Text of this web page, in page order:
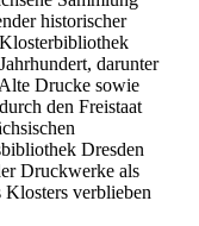
historischer
darunter
Drucke sowie
den Freistaat
Dresden
Druckwerke als
verblieben